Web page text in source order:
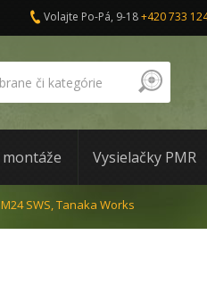
Volajte Po-Pá, 9-18+420 733
Vysielačky PMR
M24 SWS, Tanaka Works